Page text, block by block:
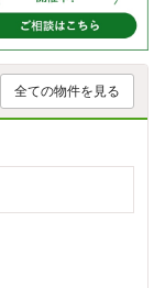
全ての物件を見る